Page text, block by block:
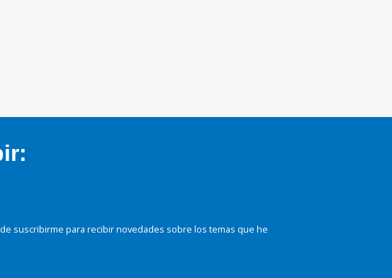
suscribirme para recibir novedades sobre los temas que he